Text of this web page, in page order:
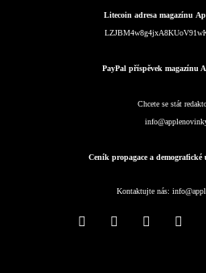
Litecoin adresa magazínu
PayPal příspěvek magazínu
Chcete se stát
Ceník propagace a demografické
Kontaktujte nás: